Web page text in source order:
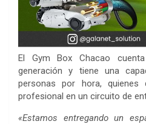
El Gym Box Chacao
generación y tiene una
personas por hora, quienes
profesional en un circuito de
«Estamos entregando un